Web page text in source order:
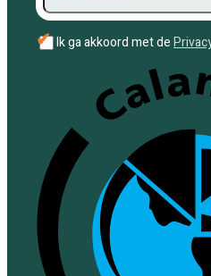
✔ Ik ga akkoord met de